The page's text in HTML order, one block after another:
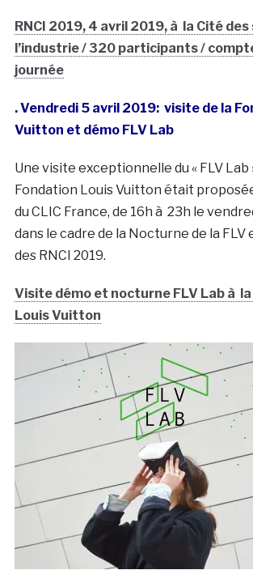
RNCI 2019, 4 avril 2019, à la Cité
l’industrie / 320 participants /
journée
. Vendredi 5 avril 2019: visite de la
Vuitton et démo FLV Lab
Une visite exceptionnelle du « FLV Lab
Fondation Louis Vuitton était
du CLIC France, de 16h à 23h le
dans le cadre de la Nocturne de la FLV
des RNCI 2019.
Visite démo et nocturne FLV Lab à
Louis Vuitton